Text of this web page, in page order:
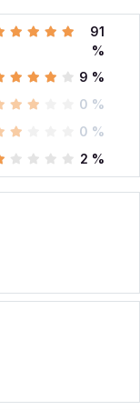
91
%
9 %
0 %
0 %
2 %